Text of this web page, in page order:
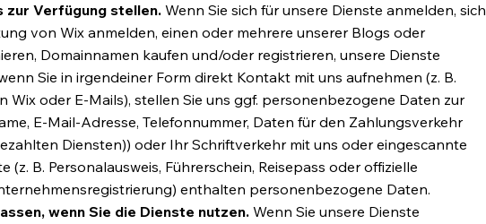
zur Verfügung stellen. Wenn Sie sich für unsere Dienste anmelden, sich
von Wix anmelden, einen oder mehrere unserer Blogs oder
Domainnamen kaufen und/oder registrieren, unsere Dienste
Sie in irgendeiner Form direkt Kontakt mit uns aufnehmen (z. B.
Wix oder E-Mails), stellen Sie uns ggf. personenbezogene Daten zur
E-Mail-Adresse, Telefonnummer, Daten für den Zahlungsverkehr
Diensten)) oder Ihr Schriftverkehr mit uns oder eingescannte
(z. B. Personalausweis, Führerschein, Reisepass oder offizielle
enthalten personenbezogene Daten.
wenn Sie die Dienste nutzen. Wenn Sie unsere Dienste